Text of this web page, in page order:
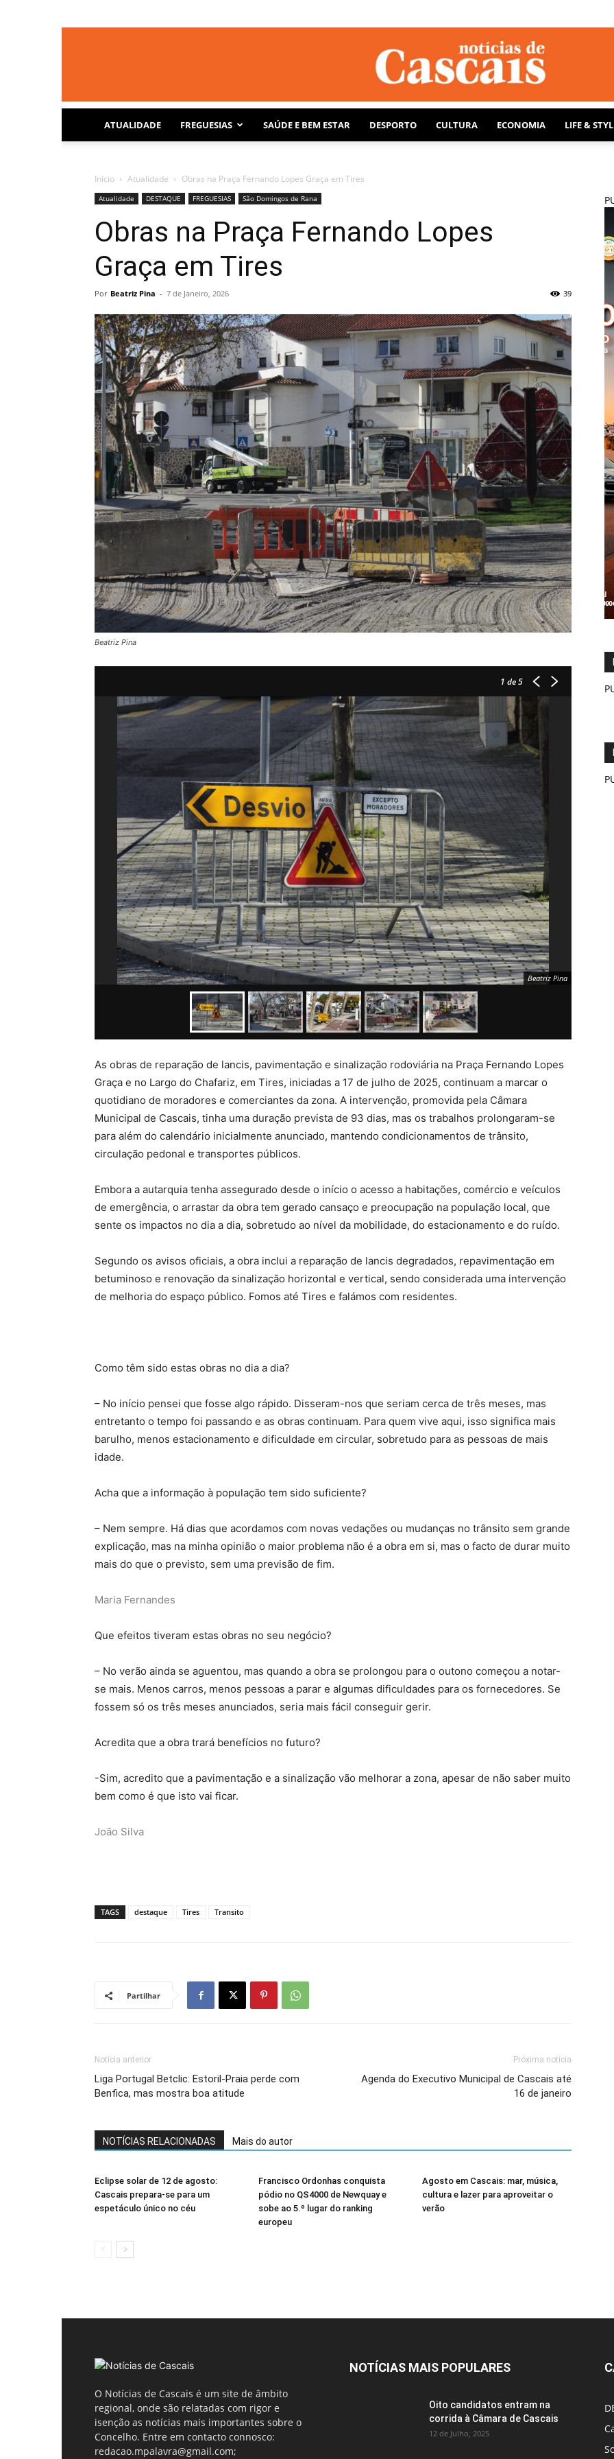
Notícias
de
Cascais
ATUALIDADE FREGUESIAS SAÚDE E BEM ESTAR DESPORTO CULTURA ECONOMIA LIFE &
Início Atualidade Obras na Praça Fernando Lopes Graça em Tires
Atualidade DESTAQUE FREGUESIAS São Domingos de Rana
Obras na Praça Fernando Lopes
Graça em Tires
Por Beatriz Pina - 7 de Janeiro, 2026 39
Beatriz Pina
1 de 5
Beatriz Pina
As obras de reparação de lancis, pavimentação e sinalização rodoviária na Praça Fernando Lopes
Graça e no Largo do Chafariz, em Tires, iniciadas a 17 de julho de 2025, continuam a marcar o
quotidiano de moradores e comerciantes da zona. A intervenção, promovida pela Câmara
Municipal de Cascais, tinha uma duração prevista de 93 dias, mas os trabalhos prolongaram-se
para além do calendário inicialmente anunciado, mantendo condicionamentos de trânsito,
circulação pedonal e transportes públicos.
Embora a autarquia tenha assegurado desde o início o acesso a habitações, comércio e veículos
de emergência, o arrastar da obra tem gerado cansaço e preocupação na população local, que
sente os impactos no dia a dia, sobretudo ao nível da mobilidade, do estacionamento e do ruído.
Segundo os avisos oficiais, a obra inclui a reparação de lancis degradados, repavimentação em
betuminoso e renovação da sinalização horizontal e vertical, sendo considerada uma intervenção
de melhoria do espaço público. Fomos até Tires e falámos com residentes.
Como têm sido estas obras no dia a dia?
– No início pensei que fosse algo rápido. Disseram-nos que seriam cerca de três meses, mas
entretanto o tempo foi passando e as obras continuam. Para quem vive aqui, isso significa mais
barulho, menos estacionamento e dificuldade em circular, sobretudo para as pessoas de mais
idade.
Acha que a informação à população tem sido suficiente?
– Nem sempre. Há dias que acordamos com novas vedações ou mudanças no trânsito sem grande
explicação, mas na minha opinião o maior problema não é a obra em si, mas o facto de durar muito
mais do que o previsto, sem uma previsão de fim.
Maria Fernandes
Que efeitos tiveram estas obras no seu negócio?
– No verão ainda se aguentou, mas quando a obra se prolongou para o outono começou a notar-
se mais. Menos carros, menos pessoas a parar e algumas dificuldades para os fornecedores. Se
fossem só os três meses anunciados, seria mais fácil conseguir gerir.
Acredita que a obra trará benefícios no futuro?
-Sim, acredito que a pavimentação e a sinalização vão melhorar a zona, apesar de não saber muito
bem como é que isto vai ficar.
João Silva
TAGS destaque Tires Transito
Partilhar
Notícia anterior
Liga Portugal Betclic: Estoril-Praia perde com
Benfica, mas mostra boa atitude
Próxima notícia
Agenda do Executivo Municipal de Cascais até
16 de janeiro
NOTÍCIAS RELACIONADAS Mais do autor
Eclipse solar de 12 de agosto:
Cascais prepara-se para um
espetáculo único no céu
Francisco Ordonhas conquista
pódio no QS4000 de Newquay e
sobe ao 5.º lugar do ranking
europeu
Agosto em Cascais: mar, música,
cultura e lazer para aproveitar o
verão
O Notícias de Cascais é um site de âmbito
regional, onde são relatadas com rigor e
isenção as notícias mais importantes sobre o
Concelho. Entre em contacto connosco:
redacao.mpalavra@gmail.com;
NOTÍCIAS MAIS POPULARES
Oito candidatos entram na
corrida à Câmara de Cascais
12 de Julho, 2025